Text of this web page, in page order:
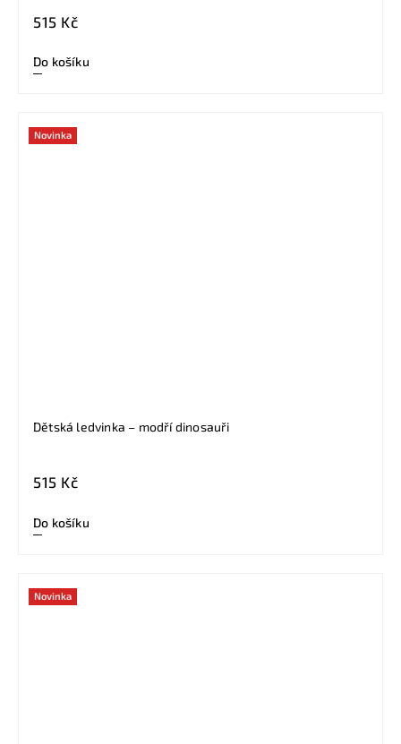
515 Kč
Do košíku
Novinka
Dětská ledvinka – modří dinosauři
515 Kč
Do košíku
Novinka